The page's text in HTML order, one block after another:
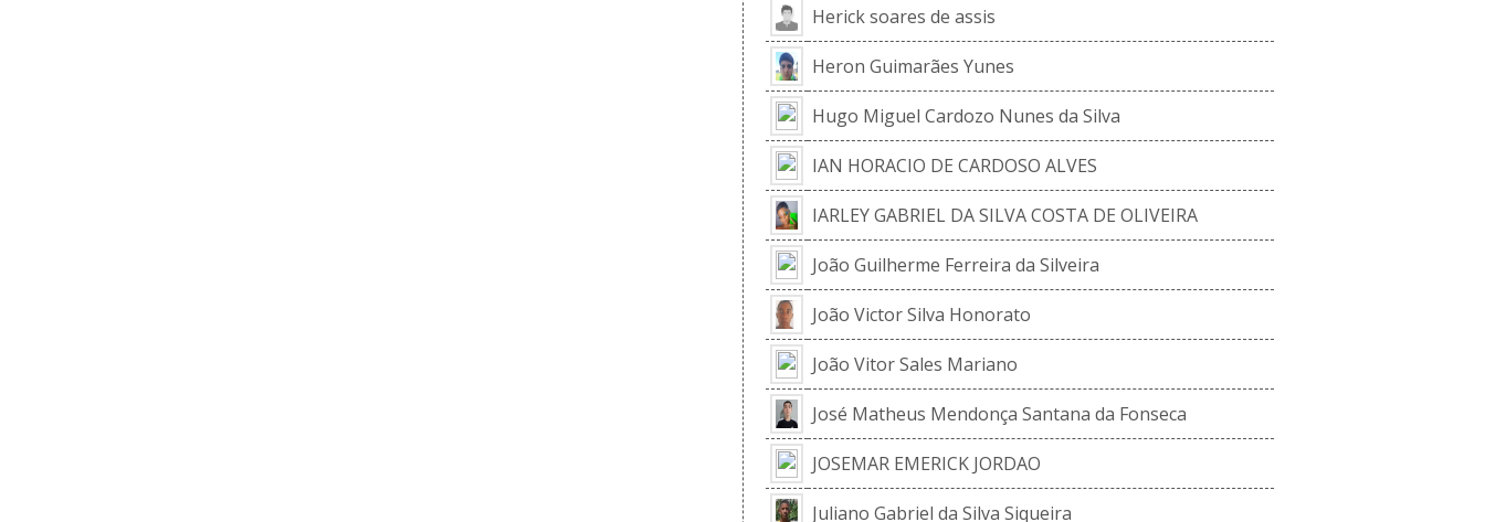
Herick soares de assis
Heron Guimarães Yunes
Hugo Miguel Cardozo Nunes da Silva
IAN HORACIO DE CARDOSO ALVES
IARLEY GABRIEL DA SILVA COSTA DE OLIVEIRA
João Guilherme Ferreira da Silveira
João Victor Silva Honorato
João Vitor Sales Mariano
José Matheus Mendonça Santana da Fonseca
JOSEMAR EMERICK JORDAO
Juliano Gabriel da Silva Siqueira